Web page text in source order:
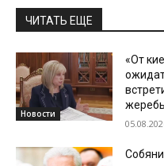
ЧИТАТЬ ЕЩЕ
Новости
«От